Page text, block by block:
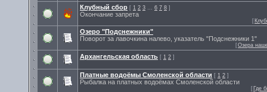
Клубный сбор [ 1 2 3 … 6 7 8 ]
Окончание запрета
[
Озеро "Подснежники"
Поворот за лавочкина налево, указатель "Подснежники 1"
[Озера
Архангельская область [ 1 2 ]
Платные водоёмы Смоленской области [ 1 2 ]
Рыбалка на платных водоёмах Смоленской области
[ Где